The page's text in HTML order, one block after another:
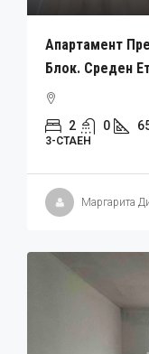
Апартамент
Блок. Среден
2 0
3-СТАЕН
Маргарита